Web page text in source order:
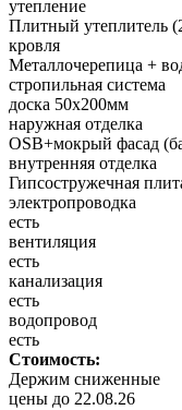
утепление
Плитный утеплитель
кровля
Металлочерепица +
стропильная система
доска 50х200мм
наружная отделка
OSB+мокрый фасад
внутренняя отделка
Гипсостружечная
электропроводка
есть
вентиляция
есть
канализация
есть
водопровод
есть
Стоимость:
Держим сниженные
цены до 22.08.26